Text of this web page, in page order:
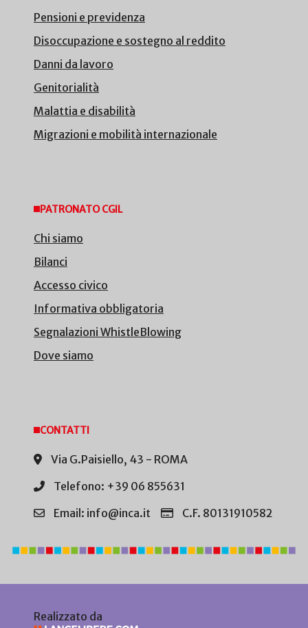
Pensioni e previdenza
Disoccupazione e sostegno al reddito
Danni da lavoro
Genitorialità
Malattia e disabilità
Migrazioni e mobilità internazionale
PATRONATO CGIL
Chi siamo
Bilanci
Accesso civico
Informativa obbligatoria
Segnalazioni WhistleBlowing
Dove siamo
CONTATTI
Via G.Paisiello, 43 - ROMA
Telefono: +39 06 855631
Email: info@inca.it
C.F. 80131910582
Realizzato da